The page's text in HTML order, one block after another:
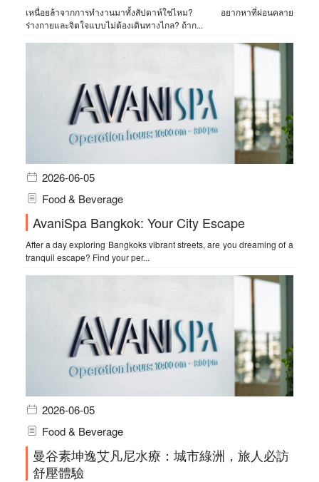
เหนื่อยล้าจากการทำงานมาทั้งสัปดาห์ใช่ไหม? อยากหาที่ผ่อนคลาย
ร่างกายและจิตใจแบบไม่ต้องเดินทางไกล? ถ้าก...
2026-06-05
Food & Beverage
AvaniSpa Bangkok: Your City Escape
After a day exploring Bangkoks vibrant streets, are you dreaming of a
tranquil escape? Find your per...
2026-06-05
Food & Beverage
曼谷素坤逸艾凡尼水療：城市綠洲，旅人必訪
舒壓體驗